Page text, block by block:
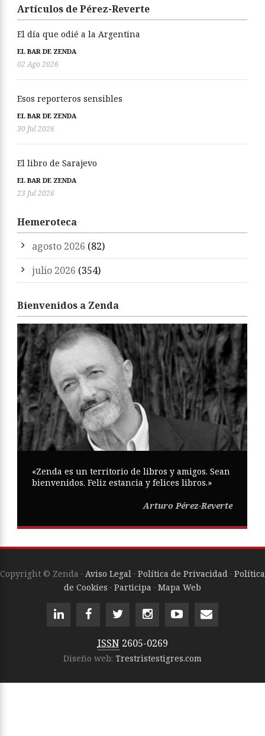
Artículos de Pérez-Reverte
El día que odié a la Argentina
EL BAR DE ZENDA
02 Ago 2026
Esos reporteros sensibles
EL BAR DE ZENDA
30 Jul 2026
El libro de Sarajevo
EL BAR DE ZENDA
23 Jul 2026
Hemeroteca
agosto 2026 (82)
julio 2026 (354)
Bienvenidos a Zenda
«Zenda es un territorio de libros y amigos. Sean
bienvenidos. Feliz estancia y felices libros.»
Arturo Pérez-Reverte
Copyright © Zenda · Aviso Legal · Política de Privacidad · Política
de Cookies · Participa · Mapa Web
ISSN 2605-0269
Diseño web: Trestristestigres.com